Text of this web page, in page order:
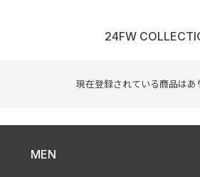
24FW
現在登録されている商品はあ
MEN